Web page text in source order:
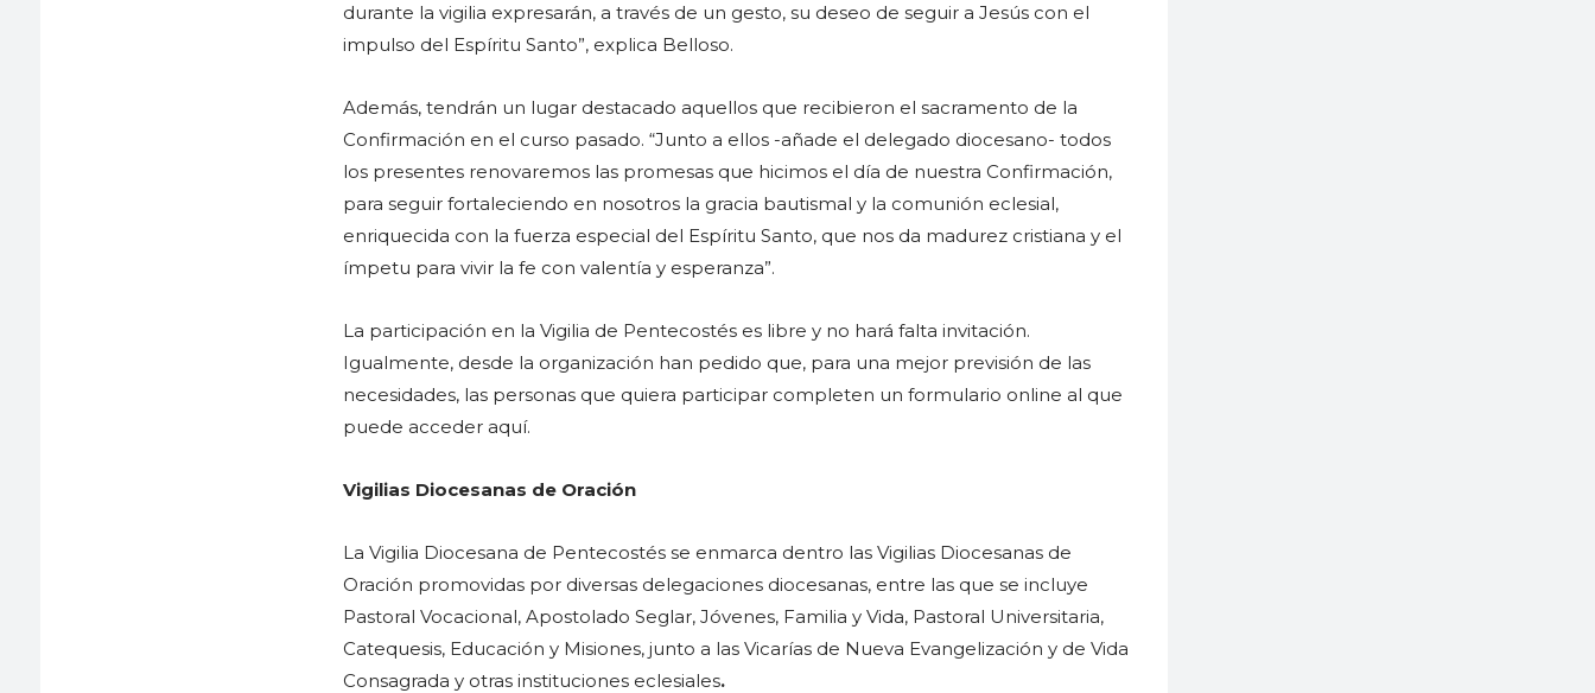
durante la vigilia expresarán, a través de un gesto, su deseo de seguir a Jesús con el
impulso del Espíritu Santo”, explica Belloso.
Además, tendrán un lugar destacado aquellos que recibieron el sacramento de la
Confirmación en el curso pasado. “Junto a ellos -añade el delegado diocesano- todos
los presentes renovaremos las promesas que hicimos el día de nuestra Confirmación,
para seguir fortaleciendo en nosotros la gracia bautismal y la comunión eclesial,
enriquecida con la fuerza especial del Espíritu Santo, que nos da madurez cristiana y el
ímpetu para vivir la fe con valentía y esperanza”.
La participación en la Vigilia de Pentecostés es libre y no hará falta invitación.
Igualmente, desde la organización han pedido que, para una mejor previsión de las
necesidades, las personas que quiera participar completen un formulario online al que
puede acceder aquí.
Vigilias Diocesanas de Oración
La Vigilia Diocesana de Pentecostés se enmarca dentro las Vigilias Diocesanas de
Oración promovidas por diversas delegaciones diocesanas, entre las que se incluye
Pastoral Vocacional, Apostolado Seglar, Jóvenes, Familia y Vida, Pastoral Universitaria,
Catequesis, Educación y Misiones, junto a las Vicarías de Nueva Evangelización y de Vida
Consagrada y otras instituciones eclesiales.